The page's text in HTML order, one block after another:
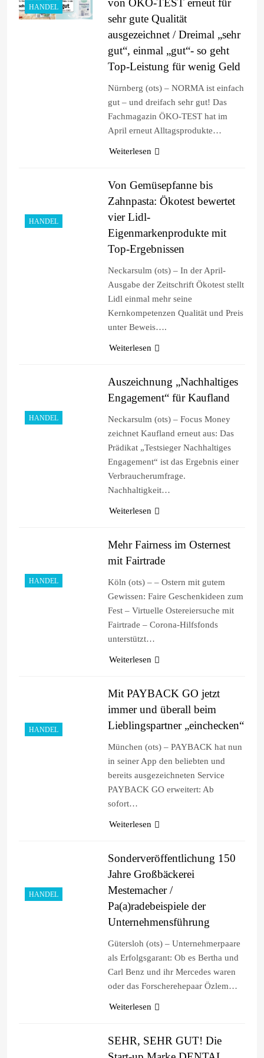
HANDEL
sehr gute Qualität
ausgezeichnet / Dreimal „sehr
gut“, einmal „gut“- so geht
Top-Leistung für wenig Geld
Nürnberg (ots) – NORMA ist einfach
gut – und dreifach sehr gut! Das
Fachmagazin ÖKO-TEST hat im
April erneut Alltagsprodukte…
Weiterlesen
HANDEL
Von Gemüsepfanne bis
Zahnpasta: Ökotest bewertet
vier Lidl-
Eigenmarkenprodukte mit
Top-Ergebnissen
Neckarsulm (ots) – In der April-
Ausgabe der Zeitschrift Ökotest stellt
Lidl einmal mehr seine
Kernkompetenzen Qualität und Preis
unter Beweis….
Weiterlesen
HANDEL
Auszeichnung „Nachhaltiges
Engagement“ für Kaufland
Neckarsulm (ots) – Focus Money
zeichnet Kaufland erneut aus: Das
Prädikat „Testsieger Nachhaltiges
Engagement“ ist das Ergebnis einer
Verbraucherumfrage.
Nachhaltigkeit…
Weiterlesen
HANDEL
Mehr Fairness im Osternest
mit Fairtrade
Köln (ots) – – Ostern mit gutem
Gewissen: Faire Geschenkideen zum
Fest – Virtuelle Ostereiersuche mit
Fairtrade – Corona-Hilfsfonds
unterstützt…
Weiterlesen
HANDEL
Mit PAYBACK GO jetzt
immer und überall beim
Lieblingspartner „einchecken“
München (ots) – PAYBACK hat nun
in seiner App den beliebten und
bereits ausgezeichneten Service
PAYBACK GO erweitert: Ab
sofort…
Weiterlesen
HANDEL
Sonderveröffentlichung 150
Jahre Großbäckerei
Mestemacher /
Pa(a)radebeispiele der
Unternehmensführung
Gütersloh (ots) – Unternehmerpaare
als Erfolgsgarant: Ob es Bertha und
Carl Benz und ihr Mercedes waren
oder das Forscherehepaar Özlem…
Weiterlesen
SEHR, SEHR GUT! Die